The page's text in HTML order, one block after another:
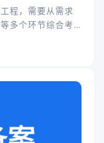
程，需要从需求
多个环节综合考